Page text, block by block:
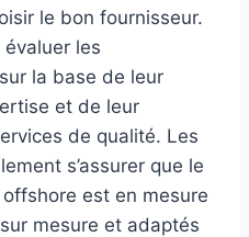
le bon fournisseur.
les
la base de leur
et de leur
de qualité. Les
s’assurer que le
est en mesure
mesure et adaptés